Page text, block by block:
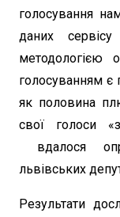
голосування
даних сервісу
методологією
голосуванням є
як половина
свої голоси
вдалося
львівських
Результати